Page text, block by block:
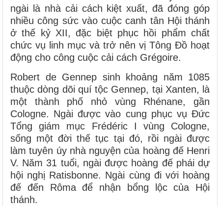
ngài là nhà cải cách kiệt xuất, đã đóng góp
nhiều công sức vào cuộc canh tân Hội thánh
ở thế kỷ XII, đặc biệt phục hồi phẩm chất
chức vụ linh mục và trở nên vị Tông Đồ hoạt
động cho công cuộc cải cách Grégoire.
Robert de Gennep sinh khoảng năm 1085
thuộc dòng dõi quí tộc Gennep, tại Xanten, là
một thành phố nhỏ vùng Rhénane, gần
Cologne. Ngài được vào cung phục vụ Đức
Tổng giám mục Frédéric I vùng Cologne,
sống một đời thế tục tại đó, rồi ngài được
làm tuyên úy nhà nguyện của hoàng đế Henri
V. Năm 31 tuổi, ngài được hoàng đế phái dự
hội nghị Ratisbonne. Ngài cùng đi với hoàng
đế đến Rôma để nhận bổng lộc của Hội
thánh.